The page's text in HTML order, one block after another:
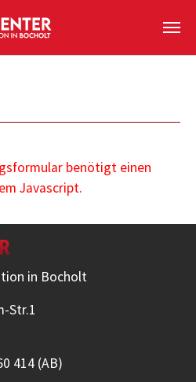
benötigt einen
Javascript.
in Bocholt
Str.1
414 (AB)